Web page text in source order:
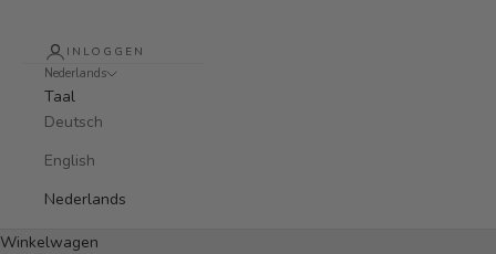
INLOGGEN
Nederlands
Taal
Deutsch
English
Nederlands
Winkelwagen